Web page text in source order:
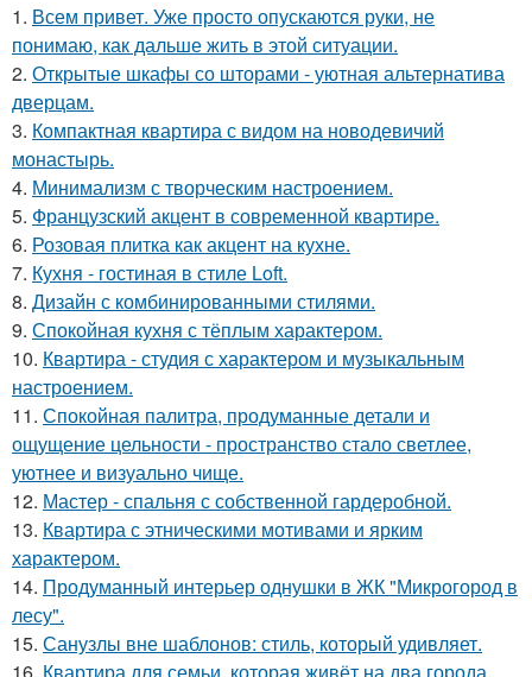
1. Всем привет. Уже просто опускаются руки, не
понимаю, как дальше жить в этой ситуации.
2. Открытые шкафы со шторами - уютная альтернатива
дверцам.
3. Компактная квартира с видом на новодевичий
монастырь.
4. Минимализм с творческим настроением.
5. Французский акцент в современной квартире.
6. Розовая плитка как акцент на кухне.
7. Кухня - гостиная в стиле Loft.
8. Дизайн с комбинированными стилями.
9. Спокойная кухня с тёплым характером.
10. Квартира - студия с характером и музыкальным
настроением.
11. Спокойная палитра, продуманные детали и
ощущение цельности - пространство стало светлее,
уютнее и визуально чище.
12. Мастер - спальня с собственной гардеробной.
13. Квартира с этническими мотивами и ярким
характером.
14. Продуманный интерьер однушки в ЖК "Микрогород в
лесу".
15. Санузлы вне шаблонов: стиль, который удивляет.
16. Квартира для семьи, которая живёт на два города.